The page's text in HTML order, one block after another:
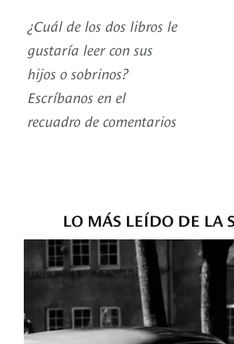
¿Cuál de los dos libros le
gustaría leer con sus
hijos o sobrinos?
Escríbanos en el
recuadro de comentarios
LO MÁS LEÍDO DE LA